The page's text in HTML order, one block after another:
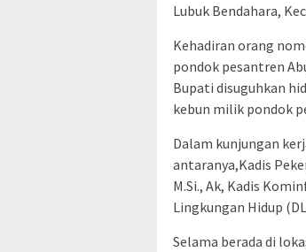
Lubuk Bendahara,
​Kehadiran orang
pondok pesantren
Bupati disuguhkan
kebun milik pondok
​Dalam kunjungan
antaranya,​Kadis
M.Si., Ak, ​Kadis
Lingkungan Hidup
​Selama berada di